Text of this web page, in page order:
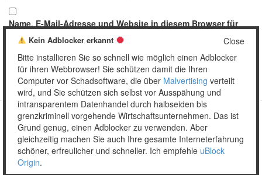
Name, E-Mail-Adresse und Website in diesem Browser für
meinen nächsten Kommentar speichern.
Copyright © 2026 Unser täglich Spam.
MobileWordPress Theme by themehall.com
Close
Kein Adblocker erkannt
Bitte installieren Sie so schnell wie möglich einen Adblocker
für ihren Webbrowser! Sie schützen damit die Ihren
Computer vor Schadsoftware, die über Malvertising verteilt
wird, und Sie schützen sich selbst vor Ausspähung und
intransparentem Datenhandel durch halbseiden bis
grenzkriminell vorgehende Wirtschaftsunternehmen. Das ist
Grund genug, einen Adblocker zu verwenden. Aber
gleichzeitig machen Sie auch Ihre gesamte Interneterfahrung
schöner, erfreulicher und schneller. Ich empfehle uBlock
Origin.